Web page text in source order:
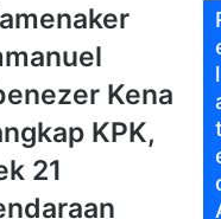
Kena
KPK,
21
l